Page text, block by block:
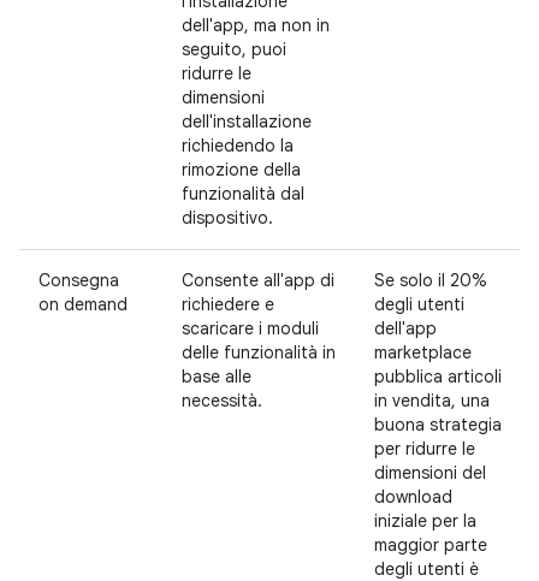
dell'app, ma non in
seguito, puoi
ridurre le
dimensioni
dell'installazione
richiedendo la
rimozione della
funzionalità dal
dispositivo.
Consegna
on demand
Consente all'app di
richiedere e
scaricare i moduli
delle funzionalità in
base alle
necessità.
Se solo il 20%
degli utenti
dell'app
marketplace
pubblica articoli
in vendita, una
buona strategia
per ridurre le
dimensioni del
download
iniziale per la
maggior parte
degli utenti è